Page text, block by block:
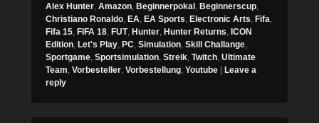
Alex Hunter, Amazon, Beginnerpokal , Beginnerscup,
Christiano Ronaldo, EA, EA Sports, Electronic Arts, Fifa,
Fifa 15, FIFA 18, FUT, Hunter, Hunter Returns, ICON
Edition, Let's Play, PC, Simulation, Skill Challange,
Sportgame, Sportsimulation, Streik, Twitch, Ultimate
Team, Vorbesteller, Vorbestellung, Youtube
Leave a
reply